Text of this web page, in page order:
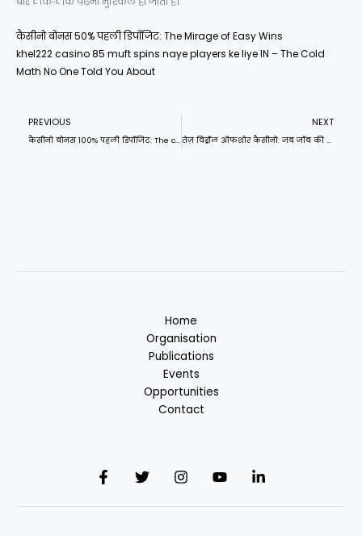
कैसीनो बोनस 50% पहली डिपॉजिट: The Mirage of Easy Wins
khel222 casino 85 muft spins naye players ke liye IN – The Cold
Math No One Told You About
Prev
PREVIOUS
कैसीनो बोनस 100% पहली डिपॉजिट: The cold math no one pats you on the back for
NEXT
तेज़ विड्रॉल ऑफशोर कैसीनो: जब जॉब की तरह ही बोरिंग और धीमी हो जाती है
Home
Organisation
Publications
Events
Opportunities
Contact